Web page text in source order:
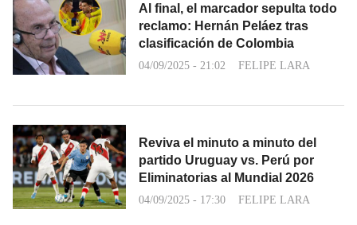
Al final, el marcador sepulta todo
reclamo: Hernán Peláez tras
clasificación de Colombia
04/09/2025 - 21:02 FELIPE LARA
Reviva el minuto a minuto del
partido Uruguay vs. Perú por
Eliminatorias al Mundial 2026
04/09/2025 - 17:30 FELIPE LARA